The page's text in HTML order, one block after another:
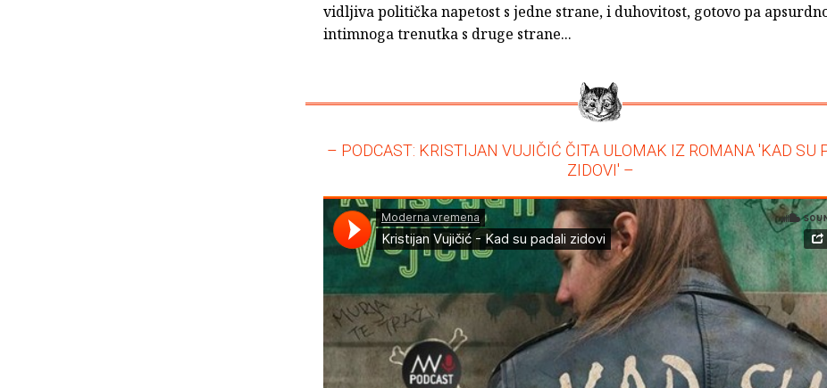
vidljiva politička napetost s jedne strane, i duhovitost, gotovo pa
intimnoga trenutka s druge strane...
– PODCAST: KRISTIJAN VUJIČIĆ ČITA ULOMAK IZ ROMANA 'KAD SU
ZIDOVI' –